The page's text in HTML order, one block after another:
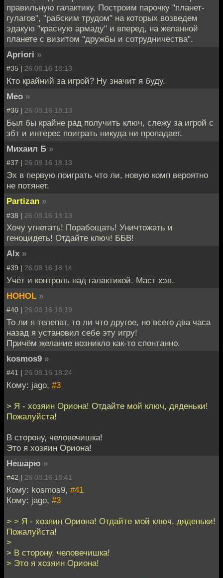
правильную галактику. Построим парочку "планет-
гулагов", "рабским трудом" на которых возведем
эдакую "красную армаду" и вперед, на желанной
планете с визитом "дружбы и сотрудничества".
Apriori »
#35 | 26.08.16 18:13
Кто крайний за игрой? Ну значит я буду.
Meo »
#36 | 26.08.16 18:13
Был бы крайне рад получить ключ, слежу за игрой с
збт и интерес поиграть никуда ни пропадает.
Михаил Б »
#37 | 26.08.16 18:13
Эх в первую поиграть что ли, новую комп вероятно
не потянет.
Partizan »
#38 | 26.08.16 18:13
Хочу угнетать! Порабощать! Уничтожать и
геноцидеть! Отдайте ключ! ББВ!
Alx »
#39 | 26.08.16 18:14
Учёт и контроль над галактикой. Маст хэв.
HOHOL »
#40 | 26.08.16 18:19
То ли я телепат, то ли что другое, но всего два часа
назад я установил себе эту игру!
Причём желание возникло как-то спонтанно.
kosmos9 »
#41 | 26.08.16 18:24
Кому: jago, #3
> Я - хозяин Ориона! Отдайте мой ключ, дяденьки!
Пожалуйста!
В сторону, человечишка!
Это я хозяин Ориона!
Нешарю »
#42 | 26.08.16 18:41
Кому: kosmos9, #41
Кому: jago, #3
> > Я - хозяин Ориона! Отдайте мой ключ, дяденьки!
Пожалуйста!
>
> В сторону, человечишка!
> Это я хозяин Ориона!